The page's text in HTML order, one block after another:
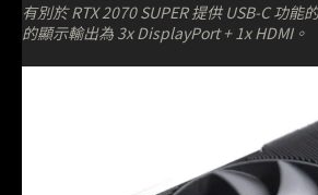
有別於 RTX 2070 SUPER 提供 USB-C 功能
的顯示輸出為 3x DisplayPort + 1x HDMI。